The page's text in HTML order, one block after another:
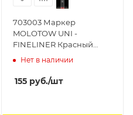
703003 Маркер
MOLOTOW UNI -
FINELINER Красный
MOLOTOW
Нет в наличии
155 руб./шт